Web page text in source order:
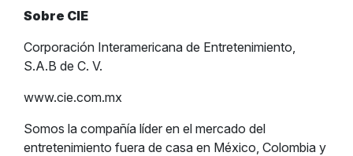
Sobre CIE
Corporación Interamericana de Entretenimiento,
S.A.B de C. V.
www.cie.com.mx
Somos la compañía líder en el mercado del
entretenimiento fuera de casa en México, Colombia y